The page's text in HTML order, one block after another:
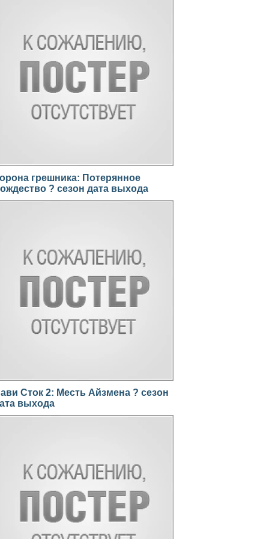
грешника: Потерянное
? сезон дата выхода
Сток 2: Месть Айзмена ? сезон
выхода